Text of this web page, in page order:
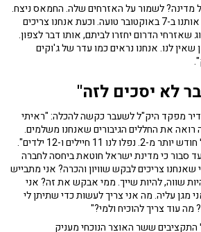
מדינה? לשמור על האזרחים שלה. החמאס ניצח.
מי שחושב שהוא לא הביס אותנו ב-7 באוקטובר טועה. וכעת אנחנו צריכים
שאזרחי הדרום יחזרו לביתם, אותו דבר לצפון.
לנו. אנחנו נראים כמו עדר של ג'וקים
לא יסכים לזה"
מפקד היק"ל לשעבר כקשה להכלה: "ראיתי
רואה את החללים הגיבורים שאנחנו משלמים.
העדה הדרוזית שילמה בכל חודש יותר מ-2. נפלו לנו 11 חיילים ו-12 ילדים".
סבור כי מדינת ישראל חוטאת ביחסה לחברה
שאנחנו צריכים לבקש שוויון והכרה? אני מתבייש
שווה, להיות שייך. ממי אבקש את זה? אני
מגן עליה. מה אני צריך לעשות כדי שתיתן לי
עוד צריך להוכיח ולמי?"
ששר האוצר הנוכחי מעניק